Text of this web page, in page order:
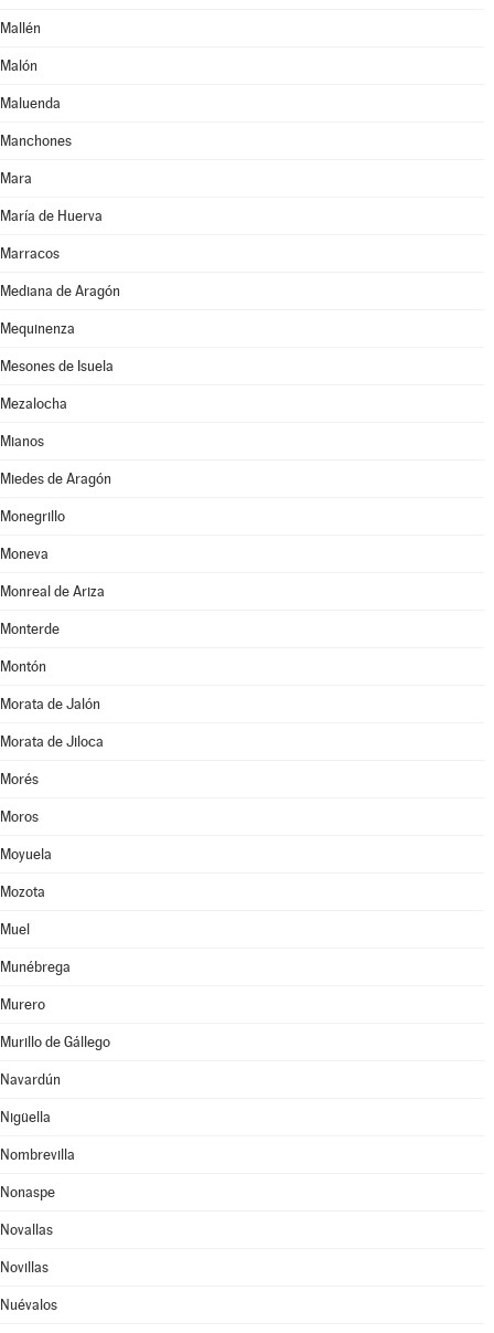
Mallén
Malón
Maluenda
Manchones
Mara
María de Huerva
Marracos
Mediana de Aragón
Mequinenza
Mesones de Isuela
Mezalocha
Mianos
Miedes de Aragón
Monegrillo
Moneva
Monreal de Ariza
Monterde
Montón
Morata de Jalón
Morata de Jiloca
Morés
Moros
Moyuela
Mozota
Muel
Munébrega
Murero
Murillo de Gállego
Navardún
Nigüella
Nombrevilla
Nonaspe
Novallas
Novillas
Nuévalos